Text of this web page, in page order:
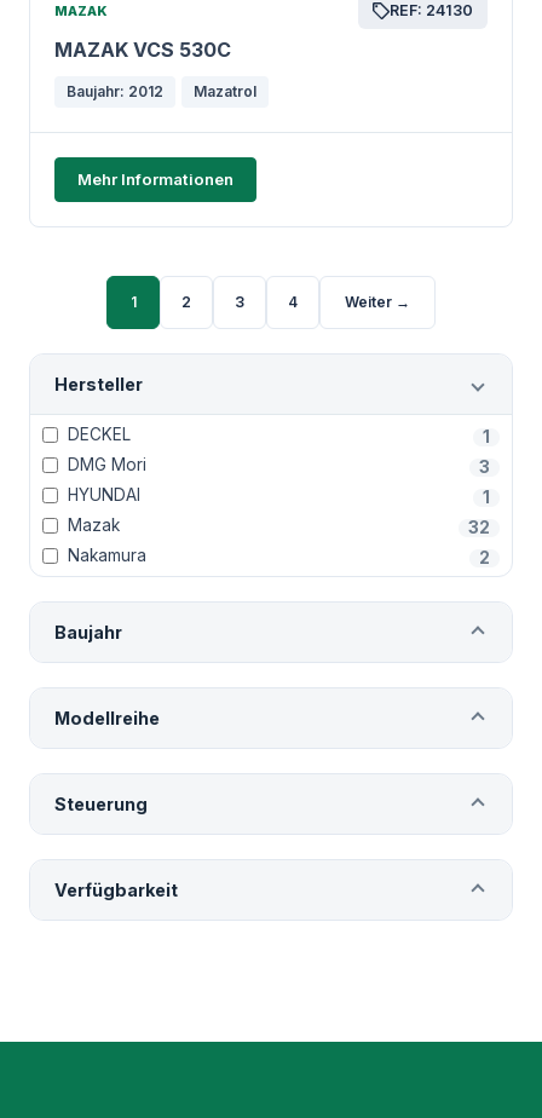
Hersteller
DECKEL
1
DMG Mori
3
HYUNDAI
1
Mazak
32
Nakamura
2
Baujahr
Modellreihe
Steuerung
Verfügbarkeit
MAZAK REF: 24130
MAZAK VCS 530C
Baujahr: 2012 Mazatrol
Mehr Informationen
1 2 3 4 Weiter →